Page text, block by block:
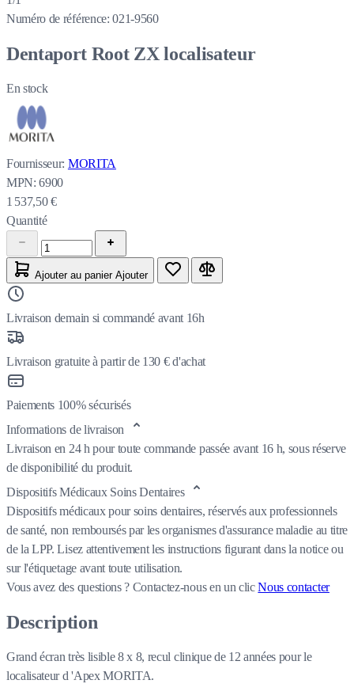
Numéro de référence: 021-9560
Dentaport Root ZX localisateur
En stock
Fournisseur: MORITA
MPN: 6900
1 537,50 €
Quantité
Ajouter au panier Ajouter
Livraison demain si commandé avant 16h
Livraison gratuite à partir de 130 € d'achat
Paiements 100% sécurisés
Informations de livraison
Livraison en 24 h pour toute commande passée avant 16 h, sous réserve
de disponibilité du produit.
Dispositifs Médicaux Soins Dentaires
Dispositifs médicaux pour soins dentaires, réservés aux professionnels
de santé, non remboursés par les organismes d'assurance maladie au titre
de la LPP. Lisez attentivement les instructions figurant dans la notice ou
sur l'étiquetage avant toute utilisation.
Vous avez des questions ? Contactez-nous en un clicNous contacter
Description
Grand écran très lisible 8 x 8, recul clinique de 12 années pour le
localisateur d 'Apex MORITA.